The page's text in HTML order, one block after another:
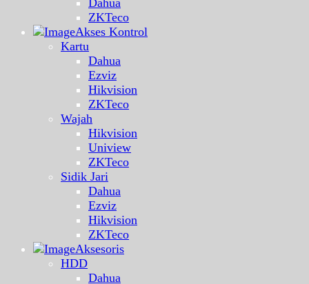
Dahua
ZKTeco
Akses Kontrol
Kartu
Dahua
Ezviz
Hikvision
ZKTeco
Wajah
Hikvision
Uniview
ZKTeco
Sidik Jari
Dahua
Ezviz
Hikvision
ZKTeco
Aksesoris
HDD
Dahua